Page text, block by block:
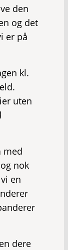
den
og det
er på
kl.
uten
med
nok
en
dere